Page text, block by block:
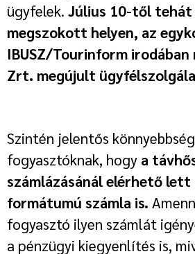
ügyfelek. Július 10-től tehát
megszokott helyen, az
IBUSZ/Tourinform irodában
Zrt. megújult
Szintén jelentős
fogyasztóknak, hogy a
számlázásánál elérhető lett
formátumú számla is.
fogyasztó ilyen számlát
a pénzügyi kiegyenlítés is,